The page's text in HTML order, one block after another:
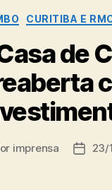
CURITIBA E
de
imprensa
Data23/